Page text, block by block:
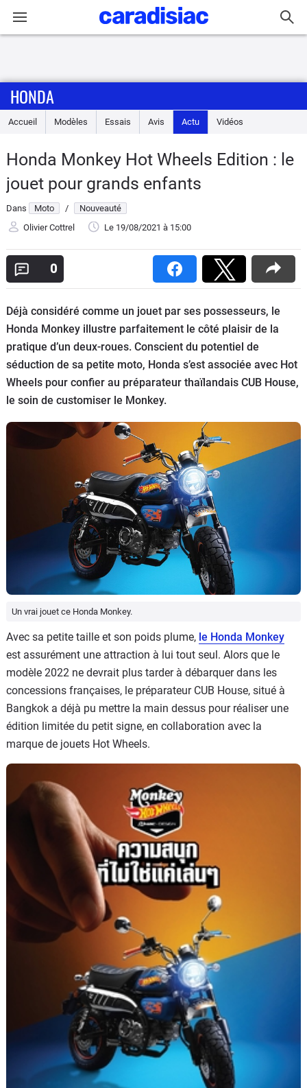
Accueil
Essais
Equipement
Forum
Scooters
&
125
Marques
Auto
HONDA
Accueil Modèles Essais Avis Actu Vidéos
Honda Monkey Hot Wheels Edition : le
jouet pour grands enfants
Dans Moto /
Nouveauté
Olivier Cottrel
Le 19/08/2021 à 15:00
0
Déjà considéré comme un jouet par ses possesseurs, le
Honda Monkey illustre parfaitement le côté plaisir de la
pratique d’un deux-roues. Conscient du potentiel de
séduction de sa petite moto, Honda s’est associée avec Hot
Wheels pour confier au préparateur thaïlandais CUB House,
le soin de customiser le Monkey.
Un vrai jouet ce Honda Monkey.
Avec sa petite taille et son poids plume, le Honda Monkey
est assurément une attraction à lui tout seul. Alors que le
modèle 2022 ne devrait plus tarder à débarquer dans les
concessions françaises, le préparateur CUB House, situé à
Bangkok a déjà pu mettre la main dessus pour réaliser une
édition limitée du petit signe, en collaboration avec la
marque de jouets Hot Wheels.